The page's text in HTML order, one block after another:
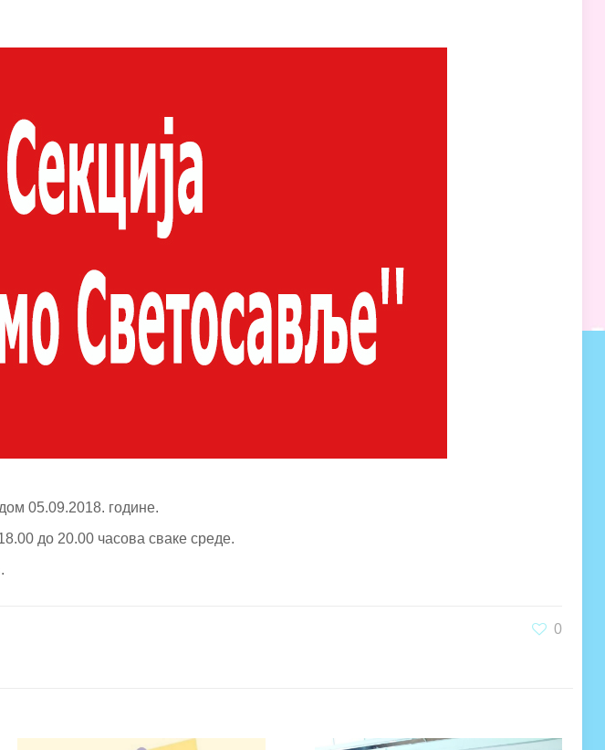
05.09.2018. године.
до 20.00 часова сваке среде.
0